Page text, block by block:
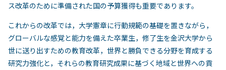
ス改革のために準備された国の予算獲得も重要であります。
これからの改革では，大学憲章に行動規範の基礎を置きながら，
グローバルな感覚と能力を備えた卒業生，修了生を金沢大学から
世に送り出すための教育改革，世界と勝負できる分野を育成する
研究力強化と，それらの教育研究成果に基づく地域と世界への貢